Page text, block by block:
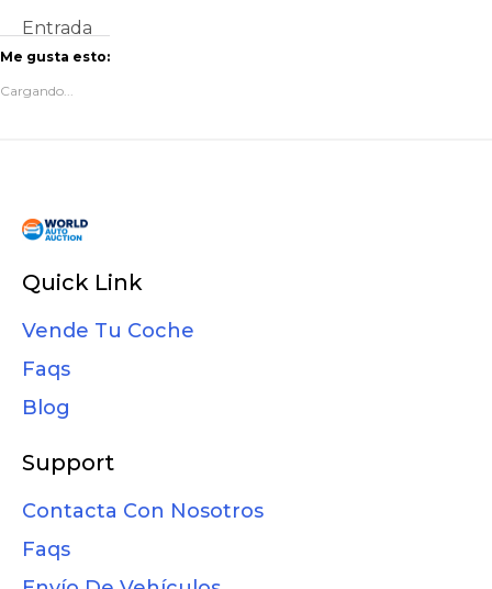
Entrada
Me gusta esto:
Cargando...
Quick Link
Vende Tu Coche
Faqs
Blog
Support
Contacta Con Nosotros
Faqs